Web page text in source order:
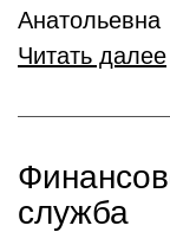
Анатольевна
Читать далее
служба